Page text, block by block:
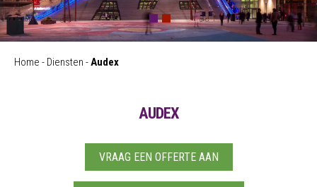
Home - Diensten -Audex
AUDEX
VRAAG EEN OFFERTE AAN